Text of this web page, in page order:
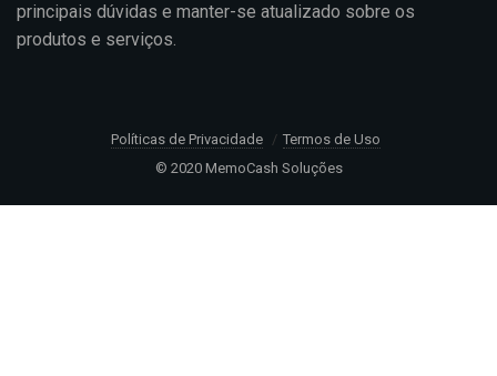
principais dúvidas e manter-se atualizado sobre os
produtos e serviços.
Políticas de Privacidade
Termos de Uso
© 2020 MemoCash Soluções